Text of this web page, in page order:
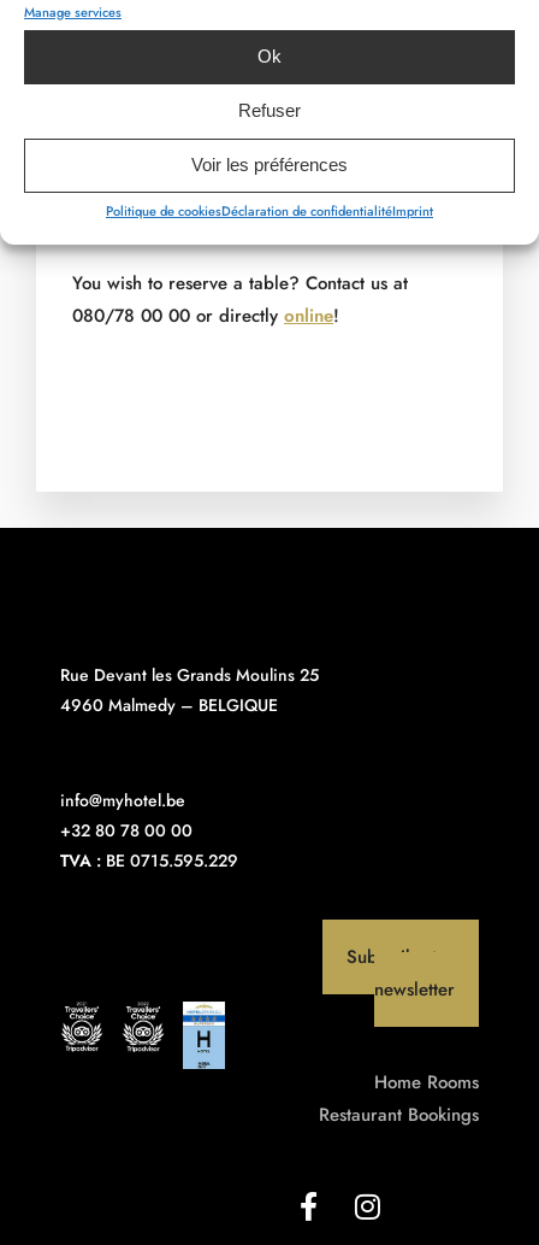
Manage services
Ok
Refuser
Voir les préférences
Politique de cookiesDéclaration de confidentialitéImprint
: 29€ for 2 courses & 39€ for 3 courses
You can also opt for our selection of wines that
will enhance each dish of our Menu!
You wish to reserve a table? Contact us at
080/78 00 00 or directly online!
PREVIOUS ARTICLE NEXT ARTICLE
Rue Devant les Grands Moulins 25
4960 Malmedy – BELGIQUE
info@myhotel.be
+32 80 78 00 00
TVA : BE 0715.595.229
Subscribe to our
newsletter
Home Rooms
Restaurant Bookings